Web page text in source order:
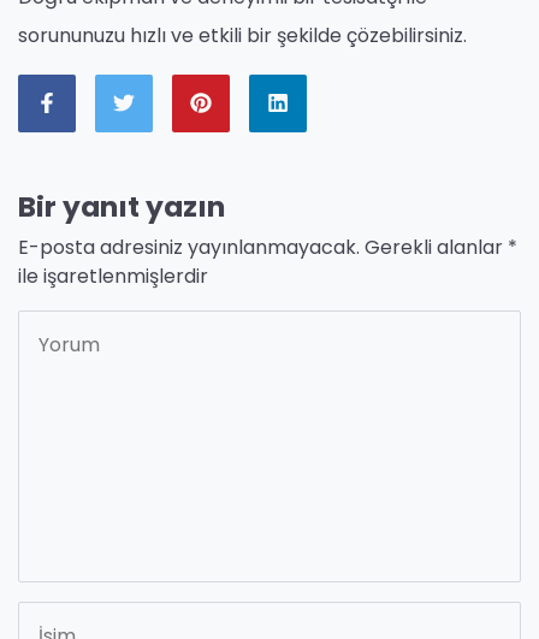
sorununuzu hızlı ve etkili bir şekilde çözebilirsiniz.
Bir yanıt yazın
E-posta adresiniz yayınlanmayacak. Gerekli alanlar *
ile işaretlenmişlerdir